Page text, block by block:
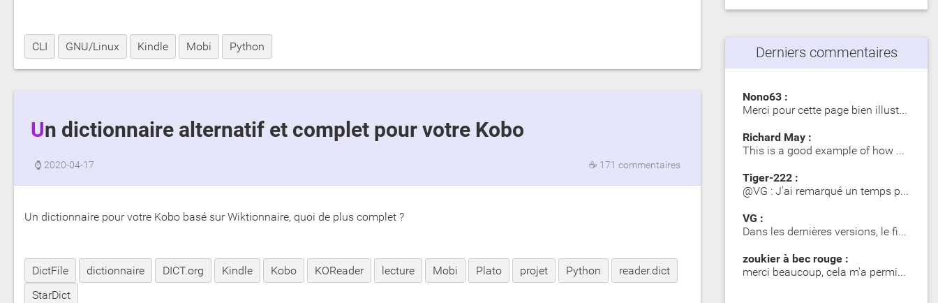
Derniers commentaires
Nono63 :
Merci pour cette page bien illustrée. Les Girelle Paon obs…
Richard May :
This is a good example of how SIP significantly impacts dy…
Tiger-222 :
@VG : J'ai remarqué un temps plus long lors du premier mot…
VG :
Dans les dernières versions, le fichier zip contient des d…
zoukier à bec rouge :
merci beaucoup, cela m'a permis d'identifier des poisson o…
CLI GNU/Linux Kindle Mobi Python
Un dictionnaire alternatif et complet pour votre Kobo
☕ 171 commentaires
⌚ 2020-04-17
Un dictionnaire pour votre Kobo basé sur Wiktionnaire, quoi de plus complet ?
DictFile dictionnaire DICT.org Kindle Kobo KOReader lecture Mobi Plato projet Python
reader.dict
StarDict